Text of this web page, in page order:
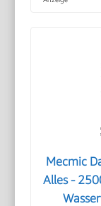
Mecmic
Alles -